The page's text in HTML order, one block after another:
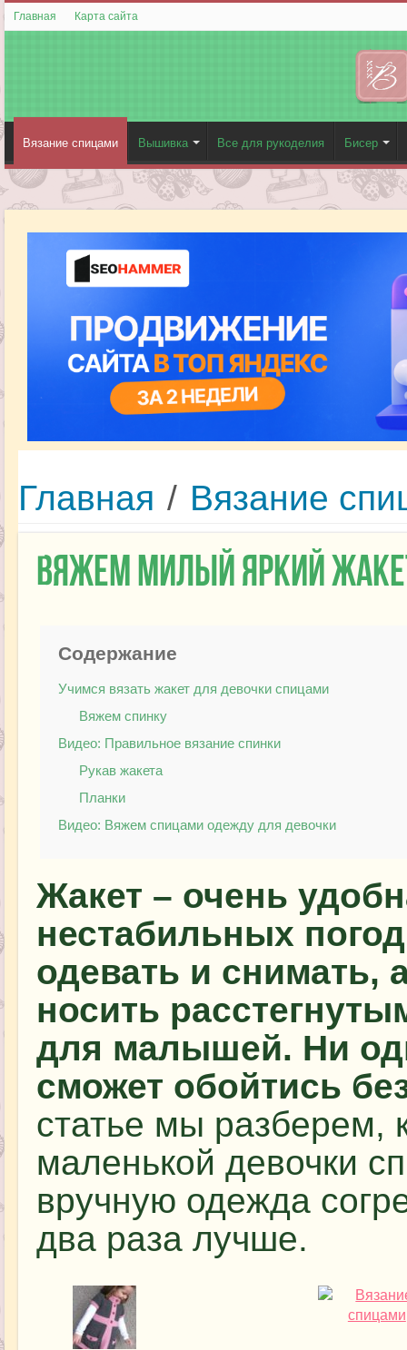
Главная Карта сайта
Вязание спицами Вышивка Все для рукоделия Бисер
Главная / Вязание
Вяжем милый яркий
Содержание
Учимся вязать жакет для девочки спицами
Вяжем спинку
Видео: Правильное вязание спинки
Рукав жакета
Планки
Видео: Вяжем спицами одежду для девочки
Жакет – очень
нестабильных
одевать и снимать,
носить
для малышей. Ни
сможет обойтись
статье мы разберем,
маленькой девочки
вручную одежда
два раза лучше.